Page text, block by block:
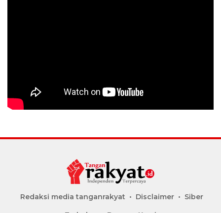
Redaksi media tanganrakyat Disclaimer Siber